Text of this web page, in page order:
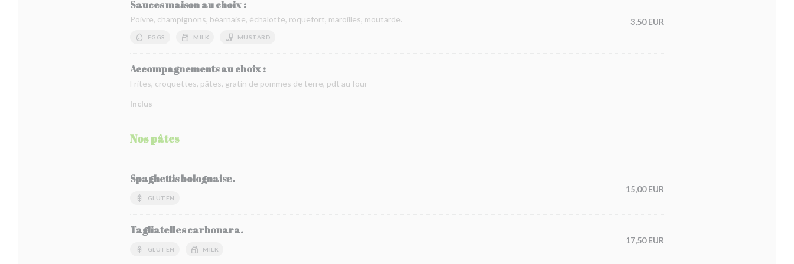
Sauces maison au choix :
Poivre, champignons, béarnaise, échalotte, roquefort, maroilles, moutarde.
EGGS MILK MUSTARD
3,50 EUR
Accompagnements au choix :
Frites, croquettes, pâtes, gratin de pommes de terre, pdt au four
Inclus
Nos pâtes
Spaghettis bolognaise.
GLUTEN
15,00 EUR
Tagliatelles carbonara.
GLUTEN MILK
17,50 EUR